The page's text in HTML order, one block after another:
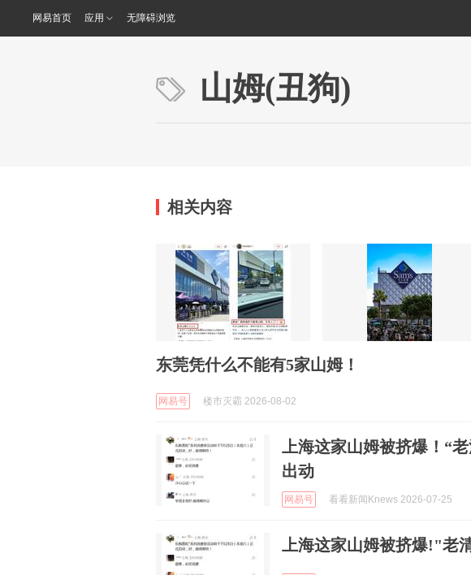
网易首页 应用 无障碍浏览
山姆(丑狗)
相关内容
东莞凭什么不能有5家山姆！
网易号 楼市灭霸 2026-08-02
上海这家山姆被挤爆！“
出动
网易号 看看新闻Knews 2026-07-25
上海这家山姆被挤爆!"老